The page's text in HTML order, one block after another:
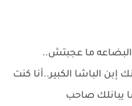
ما عجبتش..
إبن الباشا الكبير..أنا كنت
يبانلك صاحب